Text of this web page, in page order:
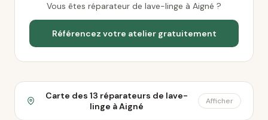
Vous êtes réparateur de lave-linge à Aigné ?
Référencez votre atelier gratuitement
Carte des 13 réparateurs de lave-
linge à Aigné
Afficher